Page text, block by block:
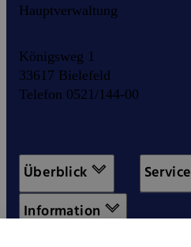
Hauptverwaltung
Königsweg 1
33617 Bielefeld
Telefon 0521/144-00
Überblick
Service
Information